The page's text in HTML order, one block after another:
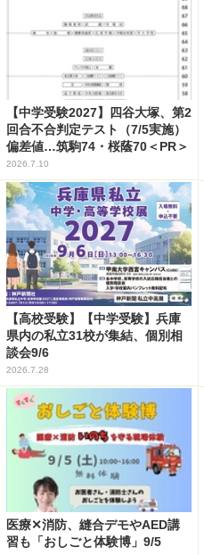
【中学受験2027】四谷大塚、第2
回合不合判定テスト（7/5実施）
偏差値…筑駒74・桜蔭70＜PR＞
2026.7.10
【高校受験】【中学受験】兵庫
県内の私立31校が集結、個別相
談会9/6
2026.7.28
医療✕消防、縫合デモやAED講
習も「おしごと体験博」9/5